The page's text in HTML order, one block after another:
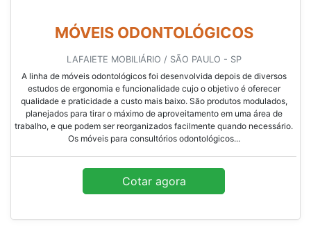
MÓVEIS ODONTOLÓGICOS
LAFAIETE MOBILIÁRIO / SÃO PAULO - SP
A linha de móveis odontológicos foi desenvolvida depois de diversos
estudos de ergonomia e funcionalidade cujo o objetivo é oferecer
qualidade e praticidade a custo mais baixo. São produtos modulados,
planejados para tirar o máximo de aproveitamento em uma área de
trabalho, e que podem ser reorganizados facilmente quando necessário.
Os móveis para consultórios odontológicos...
Cotar agora